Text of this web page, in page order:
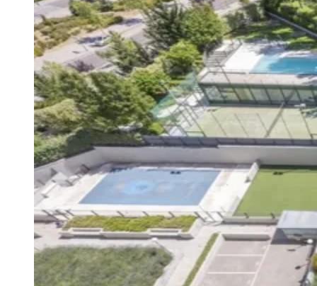
Jardim TupanciMutingaNova AldeinhaOsascoParque dos
CamargosParque ImperialParque Santa LuziaParque VianaPirapora
do Bom JesusRecanto PhrynéaSantana de
ParnaíbaSilveiraTamboréVale do SolVila BarrosVila Boa VistaVila
do CondeVila Engenho NovoVila MárciaVila Nossa Sra. da
EscadaVila PortoVotupoca
Para Sua Empresa
Anuncie no Portal
Guia de Empresas
Divulgar Vagas
Novo
Publicidade Legal
Negócios Regionais
Turismo
Segurança Regional
Hospitais Estaduais
Parques & Represas
Cidades da Região
Santana de ParnaíbaOsascoCarapicuíba Jandira Cotia
Pirapora
do Bom Jesus AraçariguamaCajamar Caieiras
Franco da